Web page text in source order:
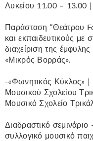
Λυκείου 11.00 – 13.00
Παράσταση “Θεάτρου
και εκπαιδευτικούς με
διαχείριση της
«Μικρός Βορράς».
-«Φωνητικός Κύκλος» |
Μουσικού Σχολείου
Μουσικό Σχολείο
Διαδραστικό
συλλογικό μουσικό